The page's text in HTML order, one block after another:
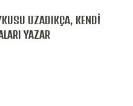
UZADIKÇA, KENDİ
YAZAR